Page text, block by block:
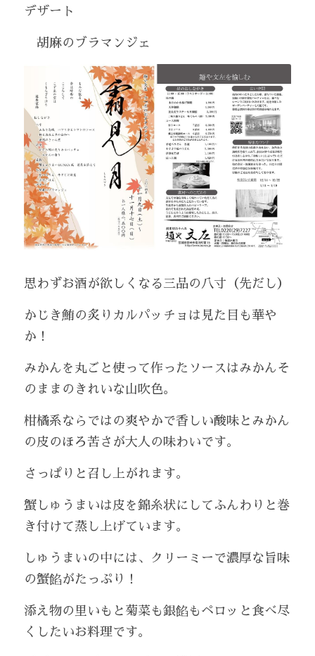
デザート
胡麻のブラマンジェ
思わずお酒が欲しくなる三品の八寸（先だし）
かじき鮪の炙りカルパッチョは見た目も華や
か！
みかんを丸ごと使って作ったソースはみかんそ
のままのきれいな山吹色。
柑橘系ならではの爽やかで香しい酸味とみかん
の皮のほろ苦さが大人の味わいです。
さっぱりと召し上がれます。
蟹しゅうまいは皮を錦糸状にしてふんわりと巻
き付けて蒸し上げています。
しゅうまいの中には、クリーミーで濃厚な旨味
の蟹餡がたっぷり！
添え物の里いもと菊菜も銀餡もペロッと食べ尽
くしたいお料理です。